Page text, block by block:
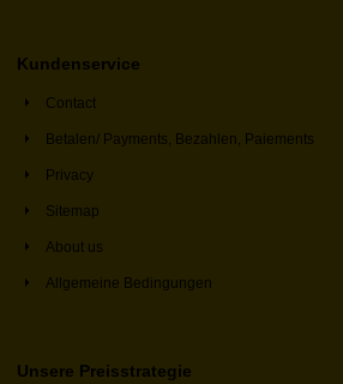
Kundenservice
Contact
Betalen/ Payments, Bezahlen, Paiements
Privacy
Sitemap
About us
Allgemeine Bedingungen
Unsere Preisstrategie